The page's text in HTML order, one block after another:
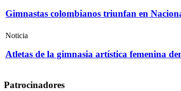
Gimnastas colombianos triunfan en
Noticia
Atletas de la gimnasia artística femenina
Patrocinadores